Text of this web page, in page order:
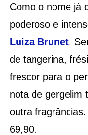
Como o nome já
poderoso e
Luiza Brunet.
de tangerina,
frescor para o
nota de gergelim
outra
69,90.